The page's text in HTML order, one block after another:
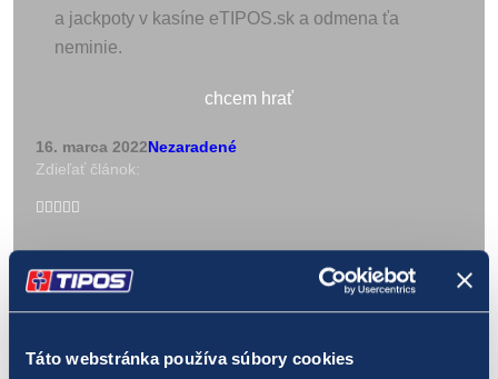
Táto webstránka používa súbory cookies
a jackpoty v kasíne eTIPOS.sk a odmena ťa
neminie.
chcem hrať
16. marca 2022Nezaradené
Zdieľať článok:
Facebook
Twitter
LinkedIn
Whatsapp
Pinterest
Autor:Redakcia TIPOS